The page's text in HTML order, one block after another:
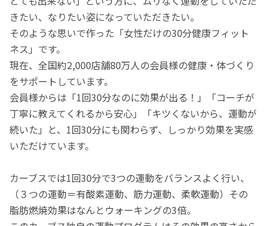
きたい、なりたい姿になっていただきたい。
そのような思いで作った「女性だけの30分健康フィット
ネス」です。
現在、全国約2,000店舗80万人の会員様の健康・体づくり
をサポートしています。
会員様からは「1回30分なのに効果が出る！」「コーチが
丁寧に教えてくれるから安心」「キツくないから、運動が
続いた」と、1回30分にも関わらず、しっかり効果を実感
いただけています。
カーブスでは1回30分で3つの運動をバランスよく行い、
（３つの運動＝有酸素運動、筋力運動、柔軟運動）その
脂肪燃焼効果はなんとウォーキングの3倍。